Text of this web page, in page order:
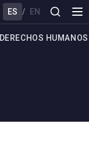
ES / EN
DERECHOS HUMANOS